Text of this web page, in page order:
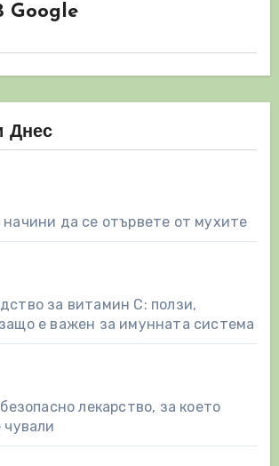
Google
Днес
начини да се отървете от мухите
за витамин С: ползи,
е важен за имунната система
лекарство, за което
чували